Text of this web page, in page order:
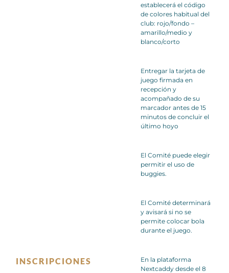
establecerá el código
de colores habitual del
club: rojo/fondo –
amarillo/medio y
blanco/corto
Entregar la tarjeta de
juego firmada en
recepción y
acompañado de su
marcador antes de 15
minutos de concluir el
último hoyo
El Comité puede elegir
permitir el uso de
buggies.
El Comité determinará
y avisará si no se
permite colocar bola
durante el juego.
INSCRIPCIONES
En la plataforma
Nextcaddy desde el 8